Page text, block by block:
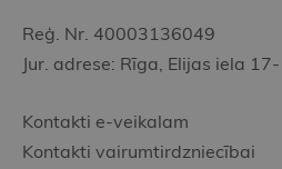
Reģ. Nr. 40003136049
Jur. adrese: Rīga, Elijas iela
Kontakti e-veikalam
Kontakti vairumtirdzniecībai